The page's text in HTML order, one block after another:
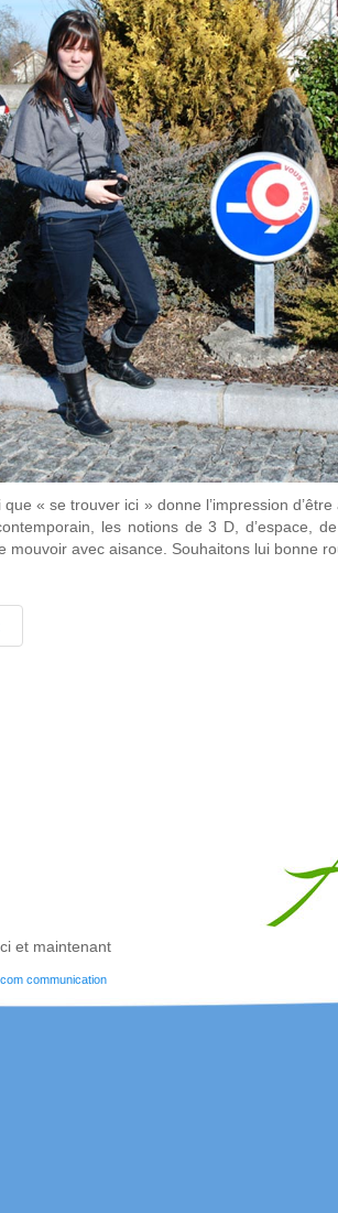
« se trouver ici » donne l’impression
les notions de 3 D, d’espace,
mouvoir avec aisance. Souhaitons lui bonne
et maintenant
communication